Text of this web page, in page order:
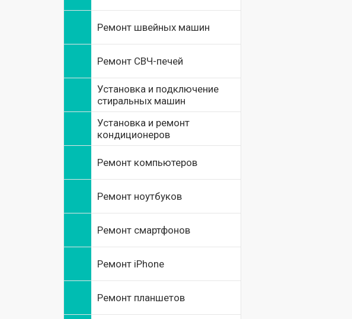
Ремонт швейных машин
Ремонт СВЧ-печей
Установка и подключение
стиральных машин
Установка и ремонт
кондиционеров
Ремонт компьютеров
Ремонт ноутбуков
Ремонт смартфонов
Ремонт iPhone
Ремонт планшетов